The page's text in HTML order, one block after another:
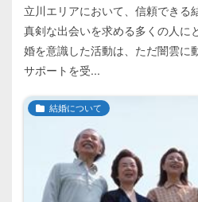
立川エリアにおいて、信頼できる
真剣な出会いを求める多くの人に
婚を意識した活動は、ただ闇雲に
サポートを受...
結婚について